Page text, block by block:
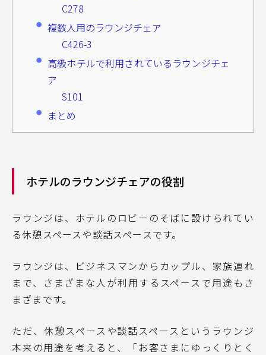
C278
複数人用のラウンジチェア
C426-3
高級ホテルで利用されているラウンジチェ
ア
S101
まとめ
ホテルのラウンジチェアの役割
ラウンジは、ホテルのロビーのそばに設けられてい
る休憩スペースや談話スペースです。
ラウンジは、ビジネスマンからカップル、家族連れ
まで、さまざまな人が利用するスペースで用途もさ
まざまです。
ただ、休憩スペースや談話スペースというラウンジ
本来の用途を考えると、「お客さまにゆっくりとく